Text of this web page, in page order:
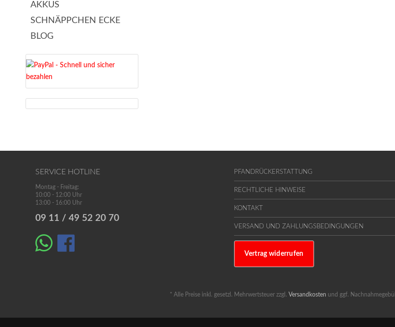
AKKUS
SCHNÄPPCHEN ECKE
BLOG
SERVICE HOTLINE
Montag - Freitag:
10:00 - 12:00 Uhr
13:00 - 16:00 Uhr
09 11 / 49 52 20 70
PFANDRÜCKERSTATTUNG
RECHTLICHE HINWEISE
KONTAKT
VERSAND UND ZAHLUNGSBEDINGUNGEN
Vertrag widerrufen
* Alle Preise inkl. gesetzl. Mehrwertsteuer zzgl. Versandkosten und ggf.